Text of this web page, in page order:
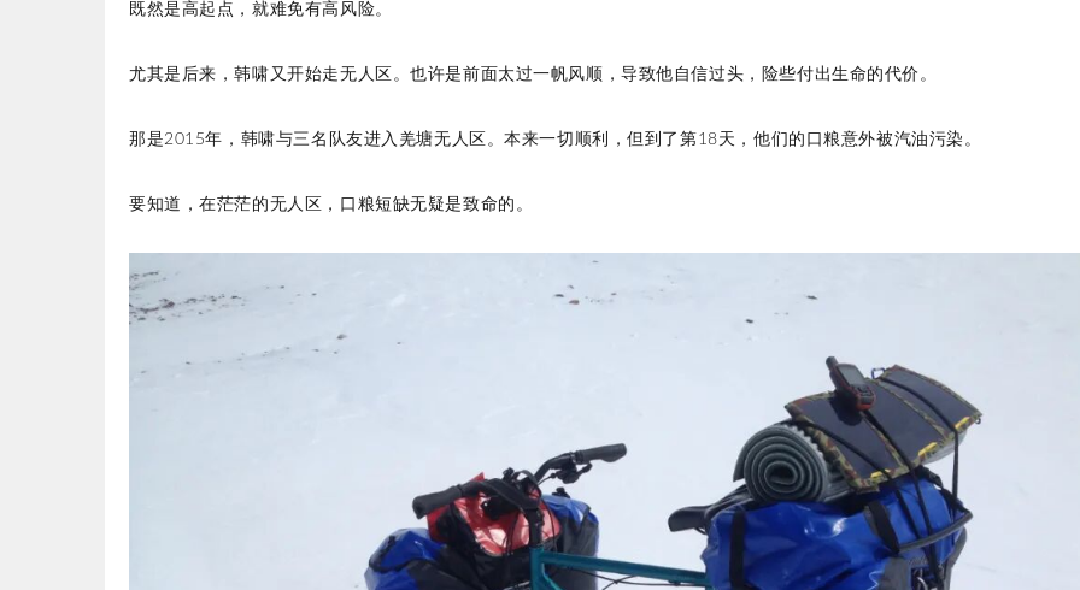
既然是高起点，就难免有高风险。
尤其是后来，韩啸又开始走无人区。也许是前面太过一帆风顺，导致他自信过头，险些付出生命的代价。
那是2015年，韩啸与三名队友进入羌塘无人区。本来一切顺利，但到了第18天，他们的口粮意外被汽油污染。
要知道，在茫茫的无人区，口粮短缺无疑是致命的。